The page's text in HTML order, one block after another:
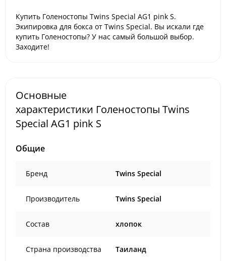
Купить Голеностопы Twins Special AG1 pink S.
Экипировка для бокса от Twins Special. Вы искали где
купить Голеностопы? У нас самый большой выбор.
Заходите!
Основные
характеристики Голеностопы Twins
Special AG1 pink S
Общие
Бренд Twins Special
Производитель Twins Special
Состав хлопок
Страна производства Таиланд